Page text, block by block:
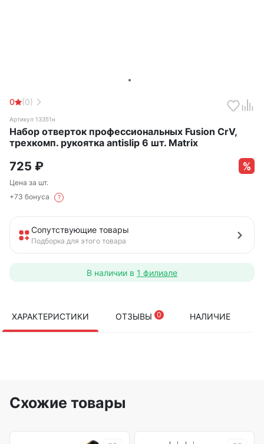
0 (0)
Артикул 13351н
Набор отверток профессиональных Fusion CrV,
трехкомп. рукоятка antislip 6 шт. Matrix
725 ₽
Цена за шт.
+73 бонуса
?
Сопутствующие товары
Подборка для этого товара
В наличии в 1 филиале
ХАРАКТЕРИСТИКИ ОТЗЫВЫ 0 НАЛИЧИЕ
Схожие товары